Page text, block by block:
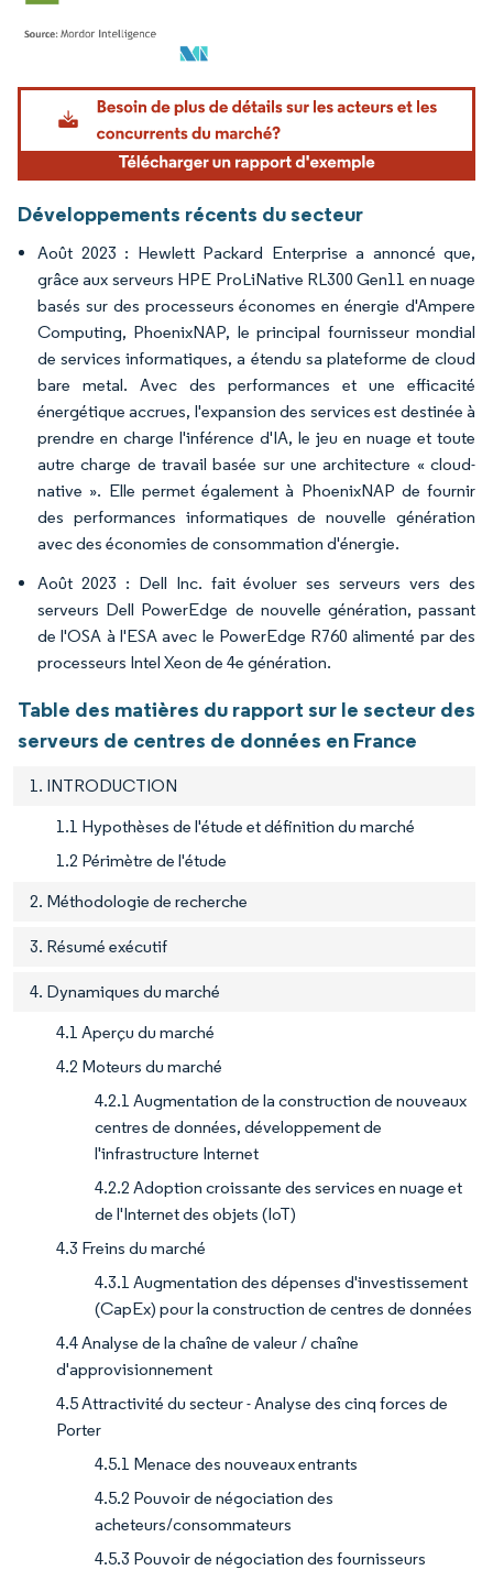
Image © Mordor Intelligence. La réutilisation nécessite une attribution sous CC BY
Développements récents du secteur
Août 2023 : Hewlett Packard Enterprise a annoncé que,
grâce aux serveurs HPE ProLiNative RL300 Gen11 en nuage
basés sur des processeurs économes en énergie d'Ampere
Computing, PhoenixNAP, le principal fournisseur mondial
de services informatiques, a étendu sa plateforme de cloud
bare metal. Avec des performances et une efficacité
énergétique accrues, l'expansion des services est destinée à
prendre en charge l'inférence d'IA, le jeu en nuage et toute
autre charge de travail basée sur une architecture « cloud-
native ». Elle permet également à PhoenixNAP de fournir
des performances informatiques de nouvelle génération
avec des économies de consommation d'énergie.
Août 2023 : Dell Inc. fait évoluer ses serveurs vers des
serveurs Dell PowerEdge de nouvelle génération, passant
de l'OSA à l'ESA avec le PowerEdge R760 alimenté par des
processeurs Intel Xeon de 4e génération.
Table des matières du rapport sur le secteur des
serveurs de centres de données en France
1. INTRODUCTION
1.1 Hypothèses de l'étude et définition du marché
1.2 Périmètre de l'étude
2. Méthodologie de recherche
3. Résumé exécutif
4. Dynamiques du marché
4.1 Aperçu du marché
4.2 Moteurs du marché
4.2.1 Augmentation de la construction de nouveaux
centres de données, développement de
l'infrastructure Internet
4.2.2 Adoption croissante des services en nuage et
de l'Internet des objets (IoT)
4.3 Freins du marché
4.3.1 Augmentation des dépenses d'investissement
(CapEx) pour la construction de centres de données
4.4 Analyse de la chaîne de valeur / chaîne
d'approvisionnement
4.5 Attractivité du secteur - Analyse des cinq forces de
Porter
4.5.1 Menace des nouveaux entrants
4.5.2 Pouvoir de négociation des
acheteurs/consommateurs
4.5.3 Pouvoir de négociation des fournisseurs